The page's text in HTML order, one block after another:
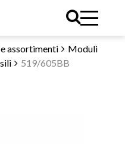
assortimenti
Moduli
519/605BB